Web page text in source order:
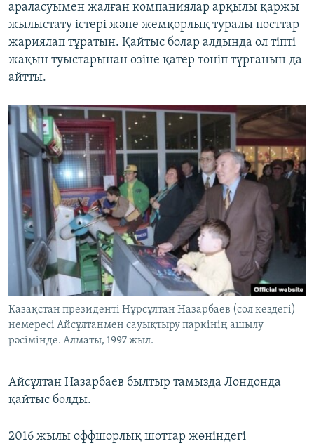
араласуымен жалған компаниялар арқылы қаржы
жылыстату істері және жемқорлық туралы посттар
жариялап тұратын. Қайтыс болар алдында ол тіпті
жақын туыстарынан өзіне қатер төніп тұрғанын да
айтты.
Қазақстан президенті Нұрсұлтан Назарбаев (сол кездегі)
немересі Айсұлтанмен сауықтыру паркінің ашылу
рәсімінде. Алматы, 1997 жыл.
Айсұлтан Назарбаев былтыр тамызда Лондонда
қайтыс болды.
2016 жылы оффшорлық шоттар жөніндегі